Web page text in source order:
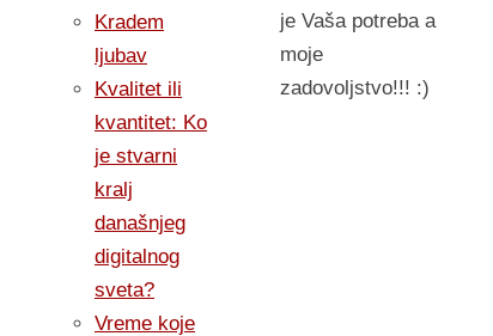
Kradem
ljubav
Kvalitet ili
kvantitet: Ko
je stvarni
kralj
današnjeg
digitalnog
sveta?
Vreme koje
je Vaša potreba a
moje
zadovoljstvo!!! :)